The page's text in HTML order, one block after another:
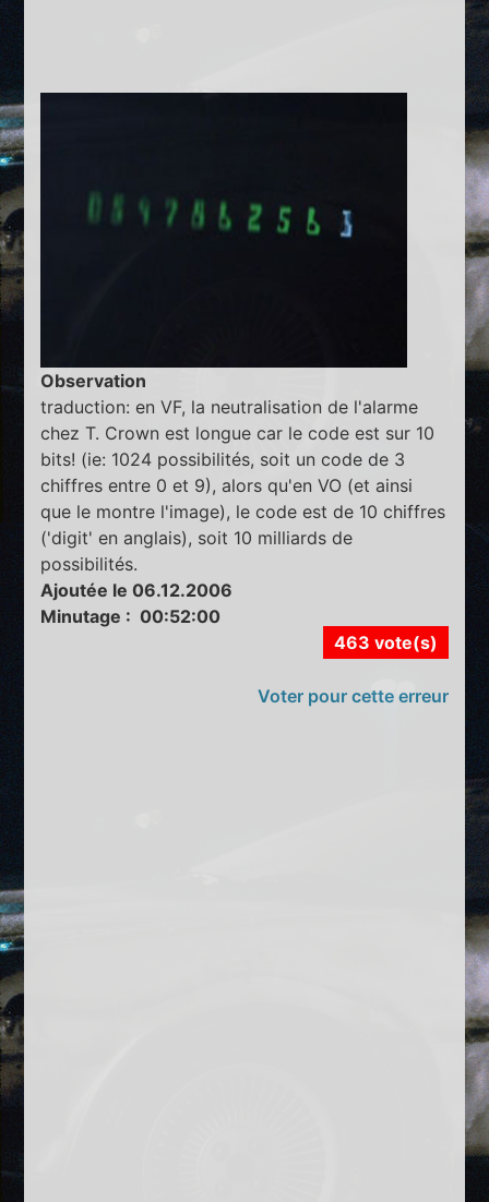
Observation
traduction: en VF, la neutralisation de l'alarme
chez T. Crown est longue car le code est sur 10
bits! (ie: 1024 possibilités, soit un code de 3
chiffres entre 0 et 9), alors qu'en VO (et ainsi
que le montre l'image), le code est de 10 chiffres
('digit' en anglais), soit 10 milliards de
possibilités.
Ajoutée le 06.12.2006
Minutage : 00:52:00
463 vote(s)
Voter pour cette erreur